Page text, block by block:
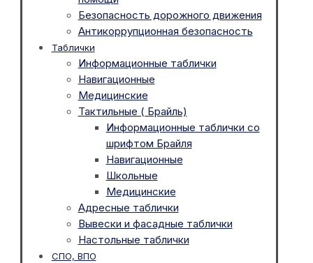
Безопасность дорожного движения
Антикоррупционная безопасность
Таблички
Информационные таблички
Навигационные
Медицинские
Тактильные ( Брайль)
Информационные таблички со
шрифтом Брайля
Навигационные
Школьные
Медицинские
Адресные таблички
Вывески и фасадные таблички
Настольные таблички
СПО, ВПО